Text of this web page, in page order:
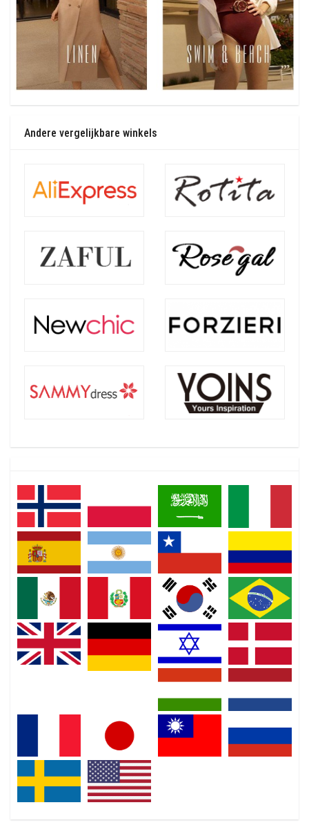
Andere vergelijkbare winkels